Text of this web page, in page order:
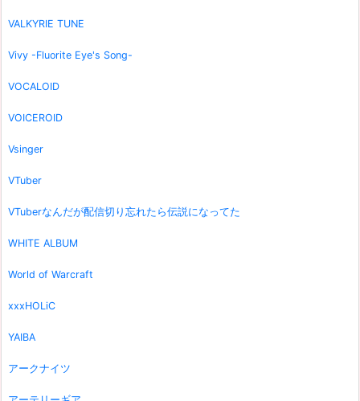
VALKYRIE TUNE
Vivy -Fluorite Eye's Song-
VOCALOID
VOICEROID
Vsinger
VTuber
VTuberなんだが配信切り忘れたら伝説になってた
WHITE ALBUM
World of Warcraft
xxxHOLiC
YAIBA
アークナイツ